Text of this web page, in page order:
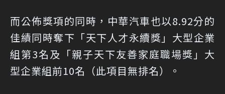
而公佈獎項的同時，中華汽車也以8.92分的
佳績同時奪下「天下人才永續獎」大型企業
組第3名及「親子天下友善家庭職場獎」大
型企業組前10名（此項目無排名）。